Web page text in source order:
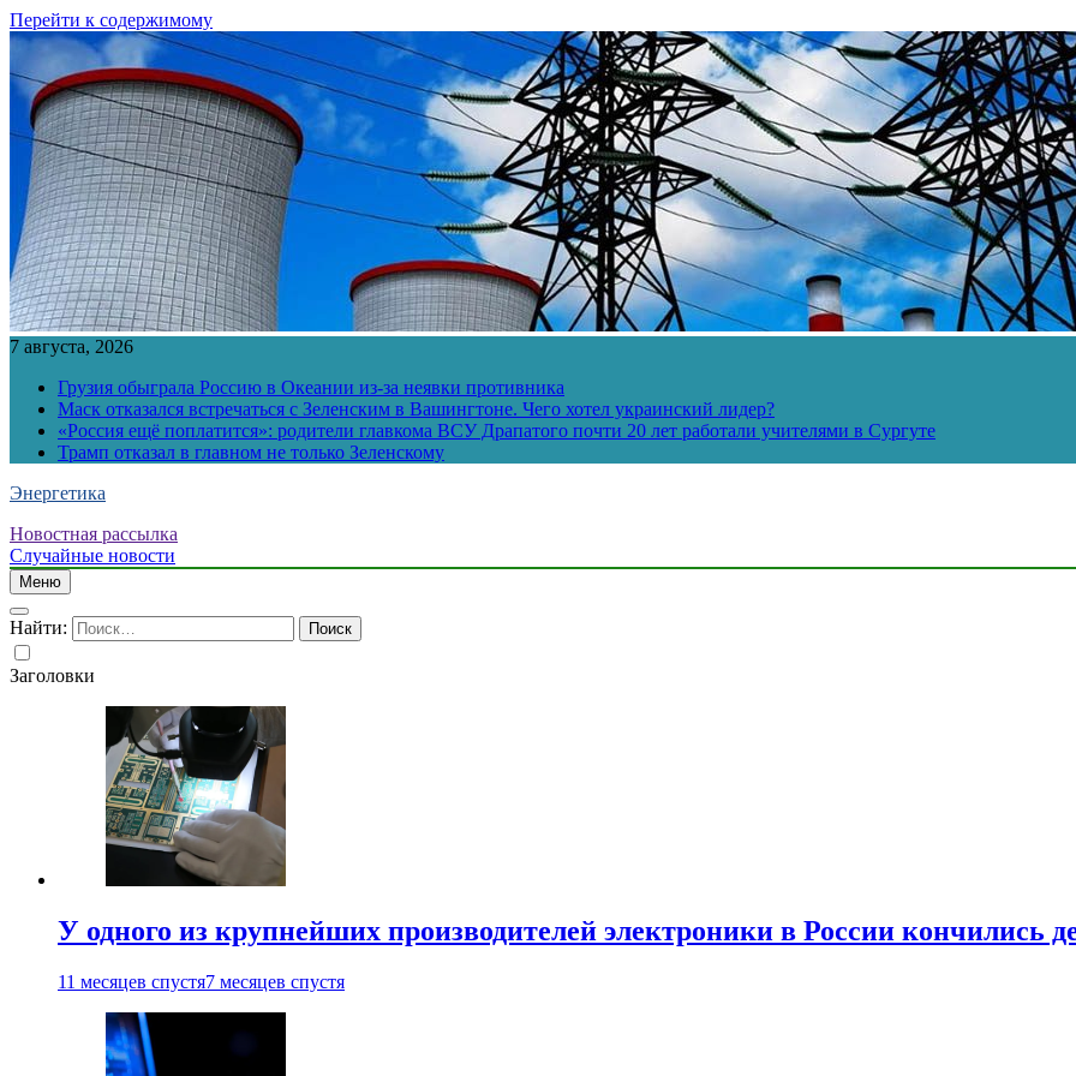
Перейти к содержимому
7 августа, 2026
Грузия обыграла Россию в Океании из-за неявки противника
Маск отказался встречаться с Зеленским в Вашингтоне. Чего хотел украинский лидер?
«Россия ещё поплатится»: родители главкома ВСУ Драпатого почти 20 лет работали учителями в Сургуте
Трамп отказал в главном не только Зеленскому
Энергетика
Новостная рассылка
Случайные новости
Меню
Найти:
Заголовки
У одного из крупнейших производителей электроники в России кончились
11 месяцев спустя7 месяцев спустя